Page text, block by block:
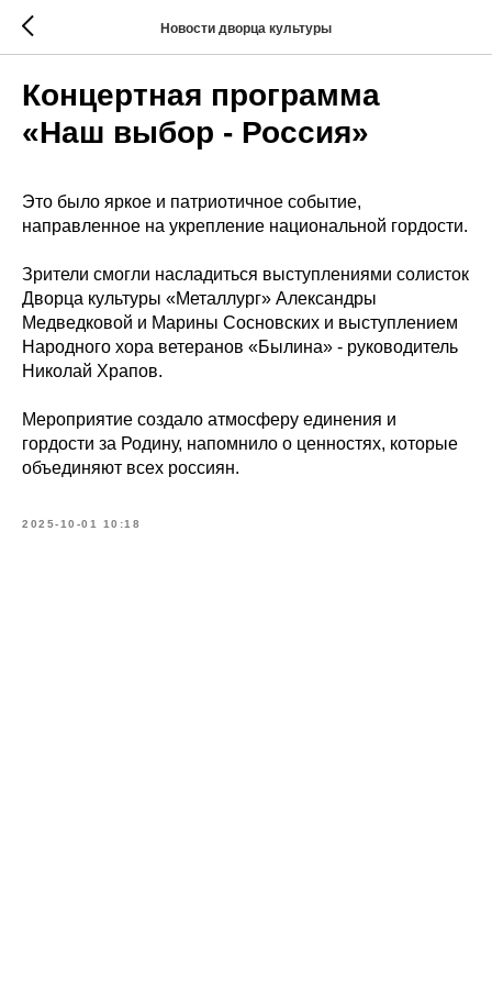
Новости дворца культуры
Концертная программа
«Наш выбор - Россия»
Это было яркое и патриотичное событие,
направленное на укрепление национальной гордости.
Зрители смогли насладиться выступлениями солисток
Дворца культуры «Металлург» Александры
Медведковой и Марины Сосновских и выступлением
Народного хора ветеранов «Былина» - руководитель
Николай Храпов.
Мероприятие создало атмосферу единения и
гордости за Родину, напомнило о ценностях, которые
объединяют всех россиян.
2025-10-01 10:18